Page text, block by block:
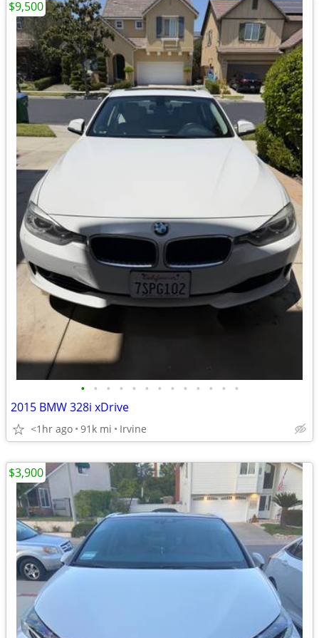
• • • • • • • • • • • • •
2015 BMW 328i xDrive
<1hr ago 91k mi Irvine
$9,500
$3,900